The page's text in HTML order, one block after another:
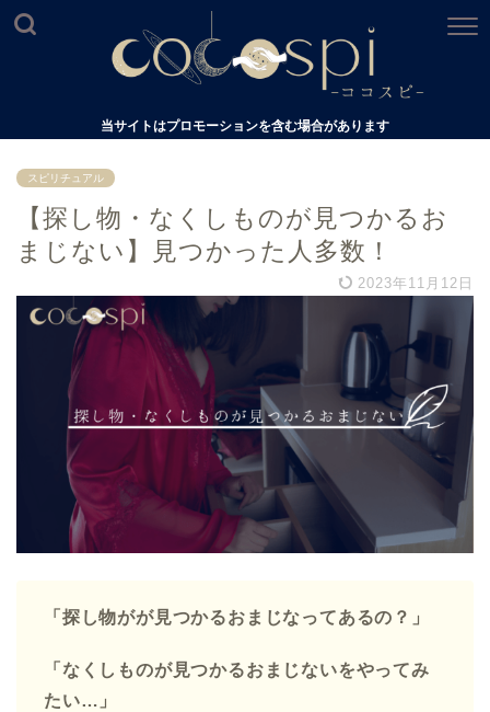
当サイトはプロモーションを含む場合があります
スピリチュアル
【探し物・なくしものが見つかるお
まじない】見つかった人多数！
2023年11月12日
「探し物がが見つかるおまじなってあるの？」
「なくしものが見つかるおまじないをやってみ
たい…」